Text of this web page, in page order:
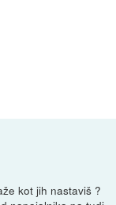
kot jih nastaviš ?